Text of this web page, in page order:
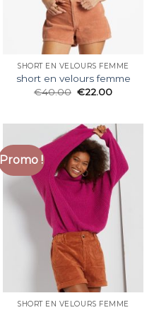
SHORT EN VELOURS FEMME
short en velours femme
€40.00 €22.00
Promo !
SHORT EN VELOURS FEMME